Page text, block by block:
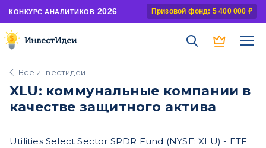
КОНКУРС АНАЛИТИКОВ 2026 Призовой фонд: 5 400 000 ₽
Все инвестидеи
XLU: коммунальные компании в
качестве защитного актива
Utilities Select Sector SPDR Fund (NYSE: XLU) - ETF